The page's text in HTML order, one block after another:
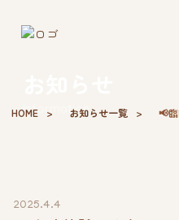
Information
HOME お知らせ一覧 📢
2025.4.4